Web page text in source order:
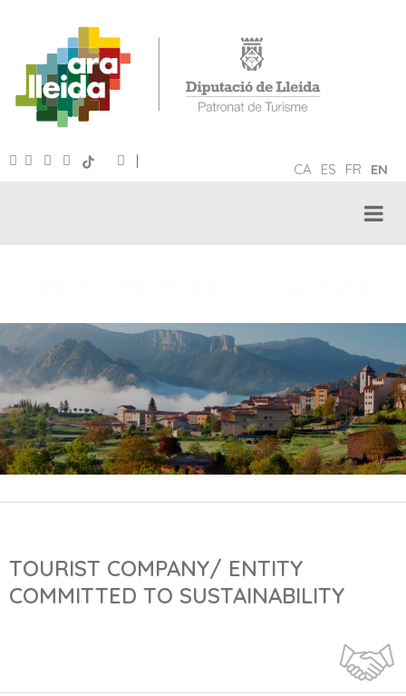
CA ES FR EN
|
TOURIST COMPANY/ ENTITY
COMMITTED TO SUSTAINABILITY